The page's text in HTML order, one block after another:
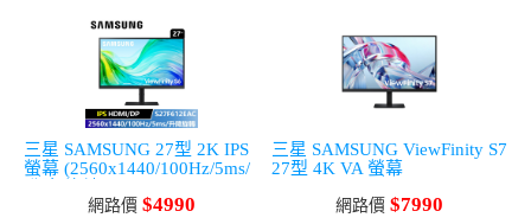
三星 SAMSUNG 27型 2K IPS
螢幕 (2560x1440/100Hz/5ms/
網路價 $4990
三星 SAMSUNG ViewFinity S7
27型 4K VA 螢幕
網路價 $7990